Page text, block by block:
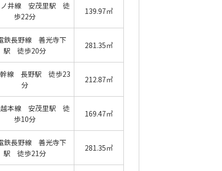
ノ井線 安茂里駅 徒
歩22分
139.97㎡
鉄長野線 善光寺下
駅 徒歩20分
281.35㎡
幹線 長野駅 徒歩23
分
212.87㎡
越本線 安茂里駅 徒
歩10分
169.47㎡
鉄長野線 善光寺下
駅 徒歩21分
281.35㎡